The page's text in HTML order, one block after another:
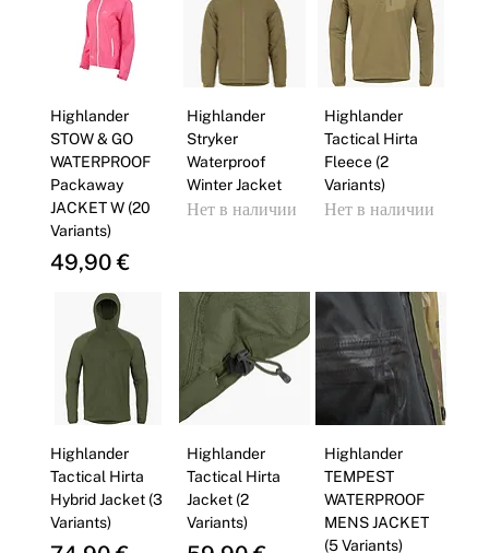
Highlander
STOW & GO
WATERPROOF
Packaway
JACKET W (20
Variants)
Цена
49,90 €
Highlander
Stryker
Waterproof
Winter Jacket
Нет в наличии
Highlander
Tactical Hirta
Fleece (2
Variants)
Нет в наличии
Highlander
Tactical Hirta
Hybrid Jacket (3
Variants)
Highlander
Tactical Hirta
Jacket (2
Variants)
Highlander
TEMPEST
WATERPROOF
MENS JACKET
(5 Variants)